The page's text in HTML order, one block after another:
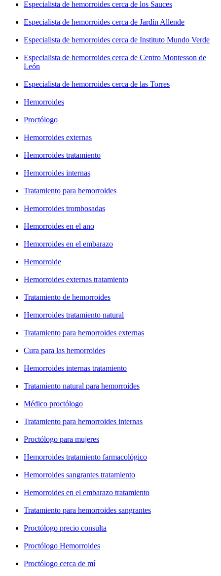
Especialista de hemorroides cerca de los Sauces
Especialista de hemorroides cerca de Jardín Allende
Especialista de hemorroides cerca de Instituto Mundo Verde
Especialista de hemorroides cerca de Centro Montesson de
León
Especialista de hemorroides cerca de las Torres
Hemorroides
Proctólogo
Hemorroides externas
Hemorroides tratamiento
Hemorroides internas
Tratamiento para hemorroides
Hemorroides trombosadas
Hemorroides en el ano
Hemorroides en el embarazo
Hemorroide
Hemorroides externas tratamiento
Tratamiento de hemorroides
Hemorroides tratamiento natural
Tratamiento para hemorroides externas
Cura para las hemorroides
Hemorroides internas tratamiento
Tratamiento natural para hemorroides
Médico proctólogo
Tratamiento para hemorroides internas
Proctólogo para mujeres
Hemorroides tratamiento farmacológico
Hemorroides sangrantes tratamiento
Hemorroides en el embarazo tratamiento
Tratamiento para hemorroides sangrantes
Proctólogo precio consulta
Proctólogo Hemorroides
Proctólogo cerca de mí